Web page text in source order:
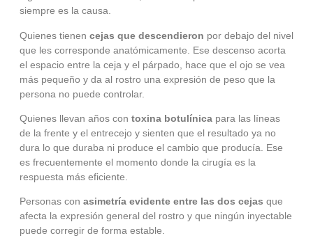
siempre es la causa.
Quienes tienen cejas que descendieron por debajo del nivel
que les corresponde anatómicamente. Ese descenso acorta
el espacio entre la ceja y el párpado, hace que el ojo se vea
más pequeño y da al rostro una expresión de peso que la
persona no puede controlar.
Quienes llevan años con toxina botulínica para las líneas
de la frente y el entrecejo y sienten que el resultado ya no
dura lo que duraba ni produce el cambio que producía. Ese
es frecuentemente el momento donde la cirugía es la
respuesta más eficiente.
Personas con asimetría evidente entre las dos cejas que
afecta la expresión general del rostro y que ningún inyectable
puede corregir de forma estable.